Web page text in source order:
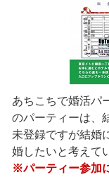
あちこちで婚活パ
のパーティーは、
未登録ですが結婚
婚したいと考えて
※パーティー参加